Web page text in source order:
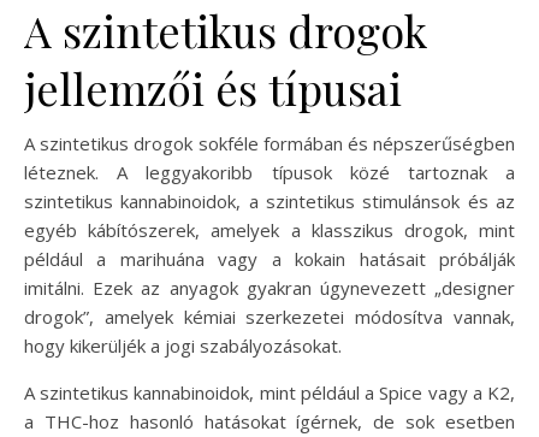
A szintetikus drogok
jellemzői és típusai
A szintetikus drogok sokféle formában és népszerűségben
léteznek. A leggyakoribb típusok közé tartoznak a
szintetikus kannabinoidok, a szintetikus stimulánsok és az
egyéb kábítószerek, amelyek a klasszikus drogok, mint
például a marihuána vagy a kokain hatásait próbálják
imitálni. Ezek az anyagok gyakran úgynevezett „designer
drogok”, amelyek kémiai szerkezetei módosítva vannak,
hogy kikerüljék a jogi szabályozásokat.
A szintetikus kannabinoidok, mint például a Spice vagy a K2,
a THC-hoz hasonló hatásokat ígérnek, de sok esetben